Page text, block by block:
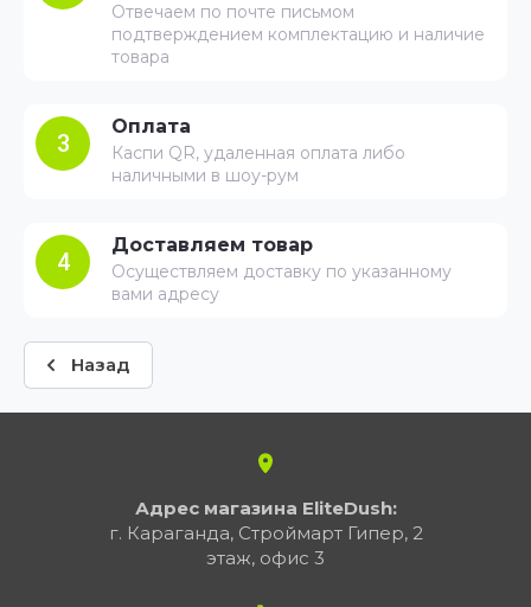
Отвечаем по почте письмом
подтверждением комплектацию и наличие
товара
3
Оплата
Каспи QR, удаленная оплата либо
наличными в шоу-рум
4
Доставляем товар
Осуществляем доставку по указанному
вами адресу
Назад
Адрес магазина EliteDush:
г. Караганда, Строймарт Гипер, 2
этаж, офис 3